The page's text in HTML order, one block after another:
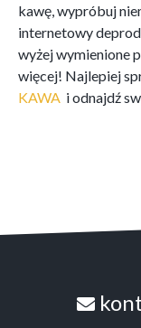
kawę, wypróbuj
internetowy
wyżej wymienione
więcej! Najlepiej
KAWA i odnajdź